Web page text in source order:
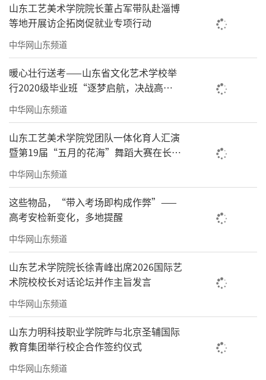
山东工艺美术学院院长董占军带队赴淄博
等地开展访企拓岗促就业专项行动
中华网山东频道
暖心壮行送考——山东省文化艺术学校举
行2020级毕业班“逐梦启航，决战高
考”高考壮行仪式
中华网山东频道
山东工艺美术学院党团队一体化育人汇演
暨第19届“五月的花海”舞蹈大赛在长清
校区举办
中华网山东频道
这些物品，“带入考场即构成作弊”——
高考安检新变化，多地提醒
中华网山东频道
山东艺术学院院长徐青峰出席2026国际艺
术院校校长对话论坛并作主旨发言
中华网山东频道
山东力明科技职业学院昨与北京圣辅国际
教育集团举行校企合作签约仪式
中华网山东频道